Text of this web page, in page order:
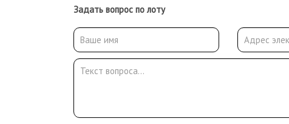
Задать вопрос по лоту